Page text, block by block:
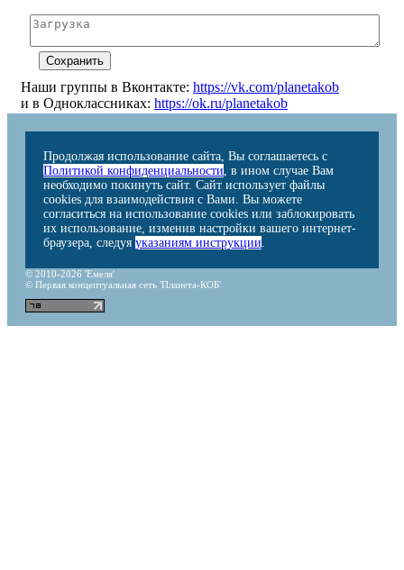
Наши группы в Вконтакте: https://vk.com/planetakob
и в Одноклассниках: https://ok.ru/planetakob
Продолжая использование сайта, Вы соглашаетесь с
Политикой конфиденциальности, в ином случае Вам
необходимо покинуть сайт. Сайт использует файлы
cookies для взаимодействия с Вами. Вы можете
согласиться на использование cookies или заблокировать
их использование, изменив настройки вашего интернет-
браузера, следуя указаниям инструкции.
© 2010-2026 'Емеля'
© Первая концептуальная сеть 'Планета-КОБ'